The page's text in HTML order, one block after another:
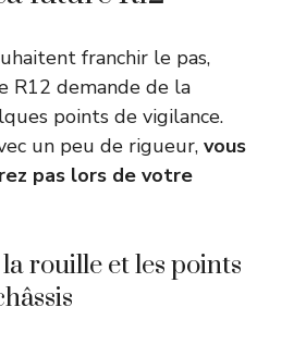
franchir le pas,
R12 demande de la
points de vigilance.
un peu de rigueur, vous
pas lors de votre
rouille et les points